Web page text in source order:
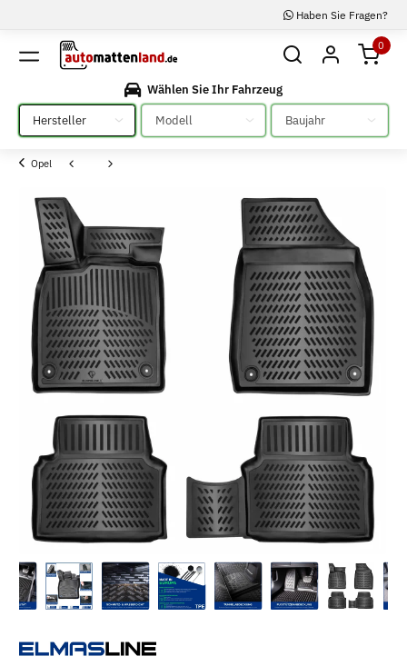
Haben Sie Fragen?
0
Wählen Sie Ihr Fahrzeug
Bitte auswählen
Bitte auswählen Bitte auswählen
Opel